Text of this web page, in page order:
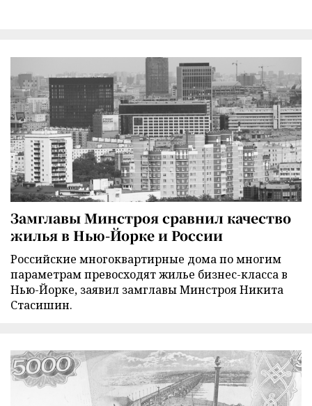
Замглавы Минстроя сравнил качество
жилья в Нью-Йорке и России
Российские многоквартирные дома по многим
параметрам превосходят жилье бизнес-класса в
Нью-Йорке, заявил замглавы Минстроя Никита
Стасишин.